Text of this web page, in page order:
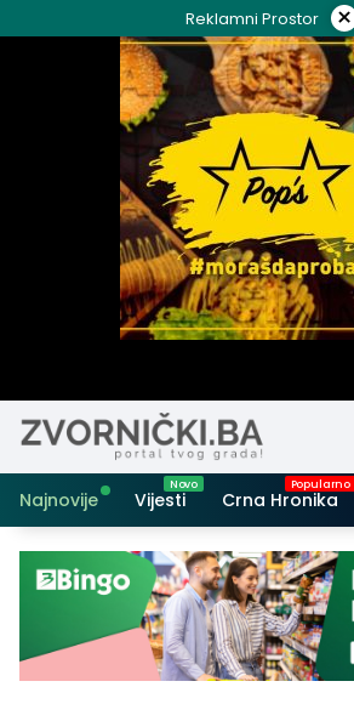
to
Reklamni Prostor ×
Najnovije Vijesti Crna Hronika